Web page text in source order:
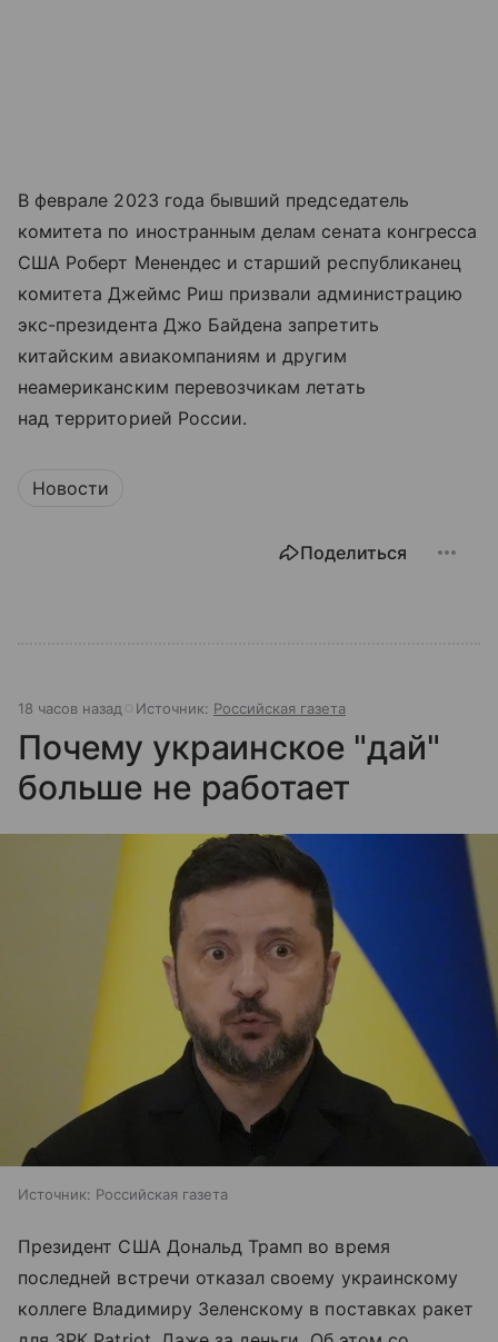
В феврале 2023 года бывший председатель
комитета по иностранным делам cената конгресса
США Роберт Менендес и старший республиканец
комитета Джеймс Риш призвали администрацию
экс-президента Джо Байдена запретить
китайским авиакомпаниям и другим
неамериканским перевозчикам летать
над территорией России.
Новости
Поделиться
18 часов назад Источник: Российская газета
Почему украинское "дай"
больше не работает
Источник: Российская газета
Президент США Дональд Трамп во время
последней встречи отказал своему украинскому
коллеге Владимиру Зеленскому в поставках ракет